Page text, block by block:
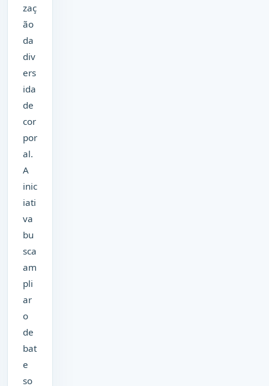
zaç
ão
da
div
ers
ida
de
cor
por
al.
A
inic
iati
va
bu
sca
am
pli
ar
o
de
bat
e
so